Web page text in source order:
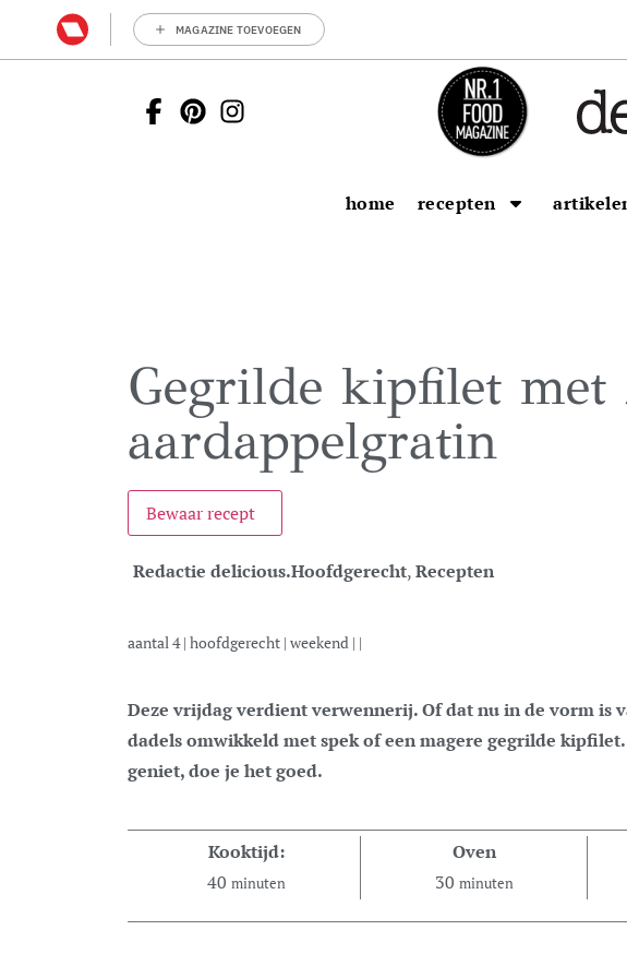
MAGAZINE TOEVOEGEN
home recepten
Gegrilde kipfilet met
aardappelgratin
Bewaar recept
Redactie delicious.Hoofdgerecht,Recepten
aantal4| hoofdgerecht | weekend | |
Deze vrijdag verdient verwennerij. Of dat nu in de vorm is van een glas pinot gris,
dadels omwikkeld met spek of een magere gegrilde
geniet, doe je het goed.
Kooktijd:
40 minuten
Oven
30 minuten